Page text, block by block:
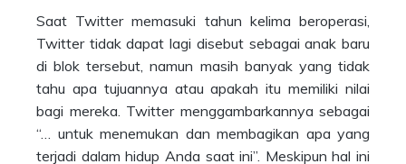
Saat Twitter memasuki tahun kelima beroperasi,
Twitter tidak dapat lagi disebut sebagai anak baru
di blok tersebut, namun masih banyak yang tidak
tahu apa tujuannya atau apakah itu memiliki nilai
bagi mereka. Twitter menggambarkannya sebagai
“… untuk menemukan dan membagikan apa yang
terjadi dalam hidup Anda saat ini”. Meskipun hal ini